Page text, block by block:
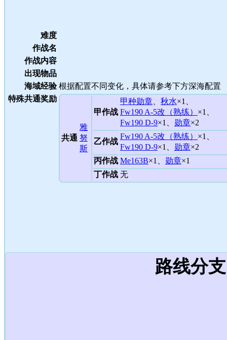
难度
作战名
作战内容
出现物品
海域经验 根据配置不同变化，具体请参考下方深海配置
特殊共通奖励
共通
雅
努
斯
甲作战
甲种勋章 秋水×1、
Fw190 A-5改（熟练） ×1、
Fw190 D-9×1、 勋章×2
乙作战
Fw190 A-5改（熟练） ×1、
Fw190 D-9×1、 勋章×2
丙作战 Me163B×1、 勋章×1
丁作战 无
路线分